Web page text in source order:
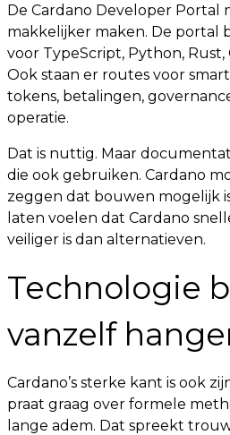
De Cardano Developer Portal
makkelijker maken. De portal
voor TypeScript, Python, Rust,
Ook staan er routes voor
tokens, betalingen,
operatie.
Dat is nuttig. Maar
die ook gebruiken. Cardano
zeggen dat bouwen mogelijk
laten voelen dat Cardano
veiliger is dan alternatieven.
Technologie
vanzelf
Cardano’s sterke kant is ook
praat graag over formele
lange adem. Dat spreekt